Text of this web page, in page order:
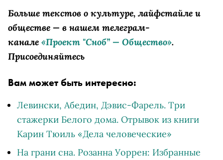
Больше текстов о культуре, лайфстайле и
обществе — в нашем телеграм-
канале «Проект "Сноб” — Общество».
Присоединяйтесь
Вам может быть интересно:
Левински, Абедин, Дэвис-Фарель. Три
стажерки Белого дома. Отрывок из книги
Карин Тюиль «Дела человеческие»
На грани сна. Розанна Уоррен: Избранные